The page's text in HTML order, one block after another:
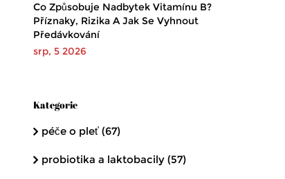
Co Způsobuje Nadbytek Vitamínu B?
Příznaky, Rizika A Jak Se Vyhnout
Předávkování
srp, 5 2026
Kategorie
péče o pleť (67)
probiotika a laktobacily (57)